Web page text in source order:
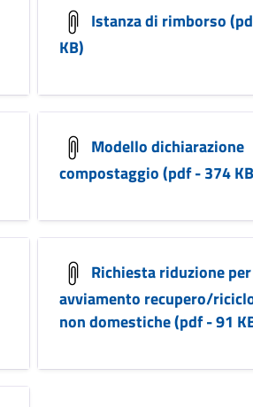
Istanza di rimborso
KB)
Modello dichiarazione
compostaggio (pdf - 374
Richiesta riduzione per
avviamento recupero/
non domestiche (pdf - 91